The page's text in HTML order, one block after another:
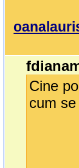
Cine
cum